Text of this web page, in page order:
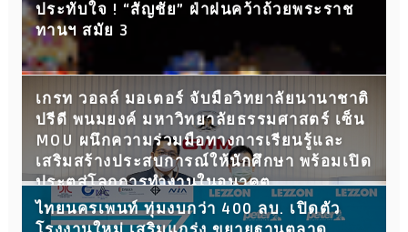
ประทับใจ ! “สัญชัย” ฝ่าฝนคว้าถ้วยพระราช
ทานฯ สมัย 3
เกรท วอลล์ มอเตอร์ จับมือวิทยาลัยนานาชาติ
ปรีดี พนมยงค์ มหาวิทยาลัยธรรมศาสตร์ เซ็น
MOU ผนึกความร่วมมือทางการเรียนรู้และ
เสริมสร้างประสบการณ์ให้นักศึกษา พร้อมเปิด
ประตูสู่โลกการทำงานในอนาคต
ไทยนครเพนท์ ทุ่มงบกว่า 400 ลบ. เปิดตัว